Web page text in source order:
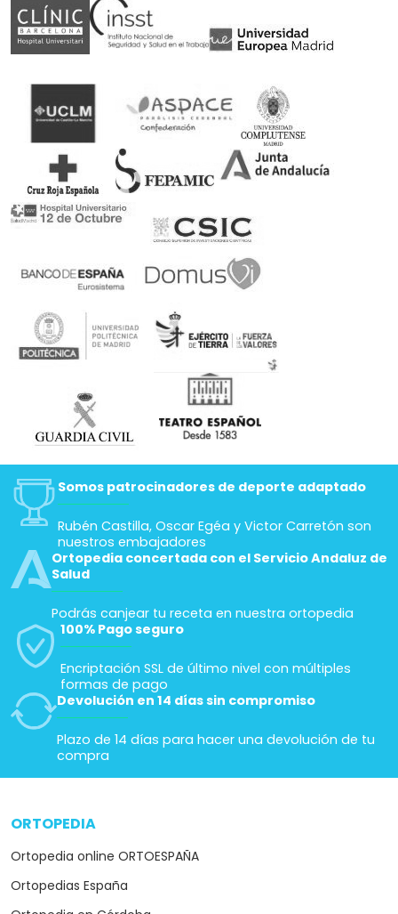
Somos patrocinadores de deporte adaptado
Rubén Castilla, Oscar Egéa y Victor Carretón son
nuestros embajadores
Ortopedia concertada con el Servicio Andaluz de
Salud
Podrás canjear tu receta en nuestra ortopedia
100% Pago seguro
Encriptación SSL de último nivel con múltiples
formas de pago
Devolución en 14 días sin compromiso
Plazo de 14 días para hacer una devolución de tu
compra
ORTOPEDIA
Ortopedia online ORTOESPAÑA
Ortopedias España